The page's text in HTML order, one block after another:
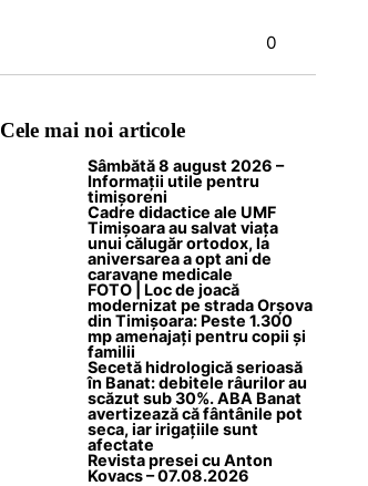
0
Cele mai noi articole
Sâmbătă 8 august 2026 –
Informații utile pentru
timișoreni
Cadre didactice ale UMF
Timișoara au salvat viața
unui călugăr ortodox, la
aniversarea a opt ani de
caravane medicale
FOTO | Loc de joacă
modernizat pe strada Orșova
din Timișoara: Peste 1.300
mp amenajați pentru copii și
familii
Secetă hidrologică serioasă
în Banat: debitele râurilor au
scăzut sub 30%. ABA Banat
avertizează că fântânile pot
seca, iar irigațiile sunt
afectate
Revista presei cu Anton
Kovacs – 07.08.2026